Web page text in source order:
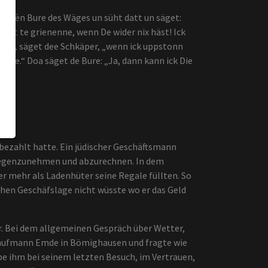
Bure des Wäges un süht datt un säget:
nitt te grienenne, wenn De wider nix häst! Ick
säget dee Schkäper, „wenn ick uppstonn
Doa säget de Bure: „Ja, dann kann ick Die
hatte. Ein jüdischer Geschäftsmann
und abzurechnen. In dem
mehr als Ladenhüter seine Regale füllten. So
Geschäfslage nicht wüsste wo er das Geld
Bei dem allgemeinen Gespräch über Wetter,
Emde in Bömighausen und fragte wie
ihm bei seinem letzten Besuch, im Vertrauen,